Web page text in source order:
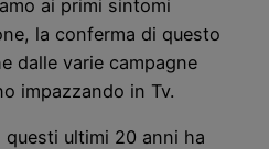
ai primi sintomi
la conferma di questo
dalle varie campagne
impazzando in Tv.
questi ultimi 20 anni ha